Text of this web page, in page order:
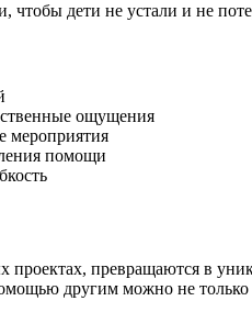
дети не устали и не
ощущения
мероприятия
помощи
превращаются в
другим можно не